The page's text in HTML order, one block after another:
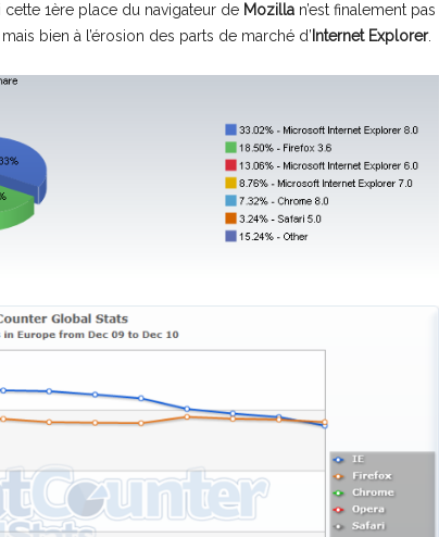
1ère place du navigateur de Mozilla n’est finalement pas
bien à l’érosion des parts de marché d’ Internet Explorer.